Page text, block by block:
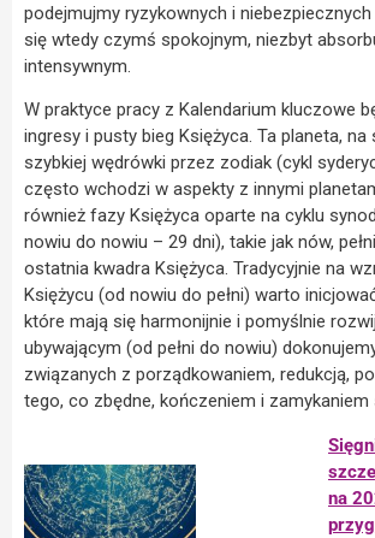
podejmujmy ryzykownych i niebezpiecznych
się wtedy czymś spokojnym, niezbyt
intensywnym.
W praktyce pracy z Kalendarium kluczowe
ingresy i pusty bieg Księżyca. Ta planeta, na
szybkiej wędrówki przez zodiak (cykl
często wchodzi w aspekty z innymi
również fazy Księżyca oparte na cyklu
nowiu do nowiu – 29 dni), takie jak nów,
ostatnia kwadra Księżyca. Tradycyjnie na
Księżycu (od nowiu do pełni) warto
które mają się harmonijnie i pomyślnie
ubywającym (od pełni do nowiu)
związanych z porządkowaniem, redukcją,
tego, co zbędne, kończeniem i zamykaniem
na